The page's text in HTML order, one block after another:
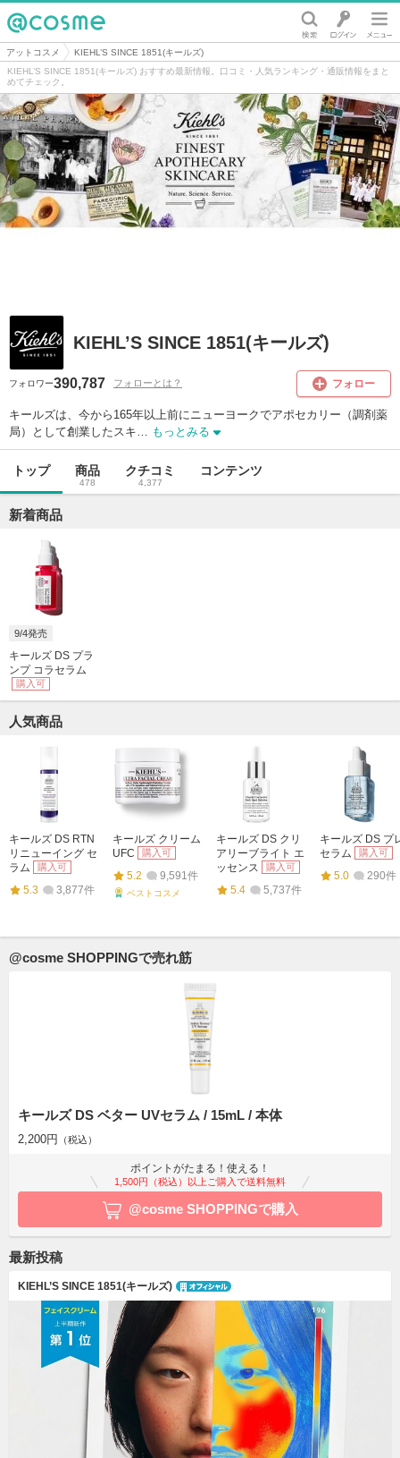
@cosme
アットコスメ
KIEHL’S SINCE 1851(キールズ)
KIEHL’S SINCE 1851(キールズ) おすすめ最新情報。口コミ・人気ランキング・通販情報をまと
めてチェック。
KIEHL’S SINCE 1851(キールズ)
フォロワー390,787 フォローとは？ フォロー
キールズは、今から165年以上前にニューヨークでアポセカリー（調剤薬
局）として創業したスキ…
もっとみる
トップ 商品
478
クチコミ
4,377
コンテンツ
新着商品
9/4発売
キールズ DS プラ
ンプ コラセラム
購入可
人気商品
キールズ DS RTN
リニューイング セ
ラム
購入可
5.3 3,877件
キールズ クリーム
UFC
購入可
5.2 9,591件
ベストコスメ
キールズ DS クリ
アリーブライト エ
ッセンス
購入可
5.4 5,737件
キールズ DS プ
セラム
購入可
5.0 290件
@cosme SHOPPINGで売れ筋
キールズ DS ベター UVセラム / 15mL / 本体
2,200円 （税込）
ポイントがたまる！使える！
1,500円（税込）以上ご購入で送料無料
@cosme SHOPPINGで購入
最新投稿
KIEHL’S SINCE 1851(キールズ)